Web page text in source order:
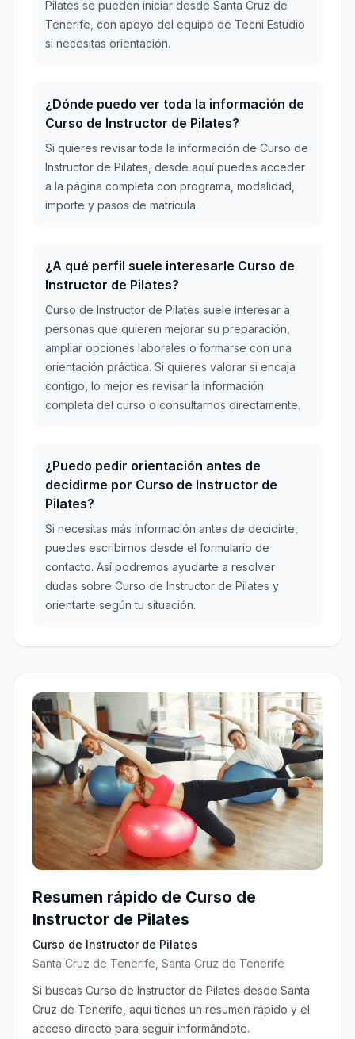
Pilates se pueden iniciar desde Santa Cruz de
Tenerife, con apoyo del equipo de Tecni Estudio
si necesitas orientación.
¿Dónde puedo ver toda la información de
Curso de Instructor de Pilates?
Si quieres revisar toda la información de Curso de
Instructor de Pilates, desde aquí puedes acceder
a la página completa con programa, modalidad,
importe y pasos de matrícula.
¿A qué perfil suele interesarle Curso de
Instructor de Pilates?
Curso de Instructor de Pilates suele interesar a
personas que quieren mejorar su preparación,
ampliar opciones laborales o formarse con una
orientación práctica. Si quieres valorar si encaja
contigo, lo mejor es revisar la información
completa del curso o consultarnos directamente.
¿Puedo pedir orientación antes de
decidirme por Curso de Instructor de
Pilates?
Si necesitas más información antes de decidirte,
puedes escribirnos desde el formulario de
contacto. Así podremos ayudarte a resolver
dudas sobre Curso de Instructor de Pilates y
orientarte según tu situación.
Resumen rápido de Curso de
Instructor de Pilates
Curso de Instructor de Pilates
Santa Cruz de Tenerife, Santa Cruz de Tenerife
Si buscas Curso de Instructor de Pilates desde Santa
Cruz de Tenerife, aquí tienes un resumen rápido y el
acceso directo para seguir informándote.